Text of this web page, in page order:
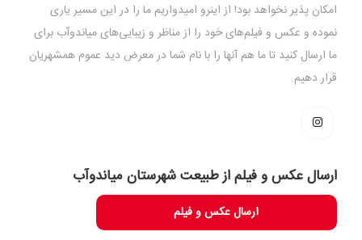
امکان پذیر نخواهد بود! از اینرو امیدواریم ما را در این مسیر یاری
نموده و عکس و فیلم‌های خود را از مناظر و زیبایی‌های میاندوآب برای
ما ارسال کنید تا ما هم آنها را با نام شما در معرض دید عموم همشهریان
قرار دهیم.
ارسال عکس و فیلم از طبیعت شهرستان میاندوآب
ارسال عکس و فیلم